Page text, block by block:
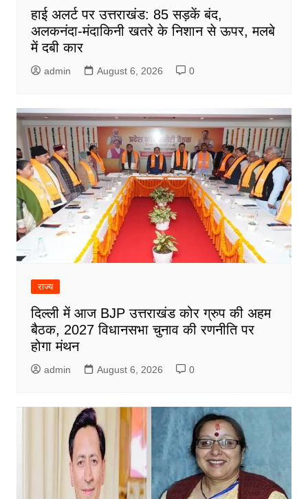
हाई अलर्ट पर उत्तराखंड: 85 सड़कें बंद,
अलकनंदा-मंदाकिनी खतरे के निशान से ऊपर, मलबे
में दबी कार
admin August 6, 2026 0
राज्य
दिल्ली में आज BJP उत्तराखंड कोर ग्रुप की अहम
बैठक, 2027 विधानसभा चुनाव की रणनीति पर
होगा मंथन
admin August 6, 2026 0